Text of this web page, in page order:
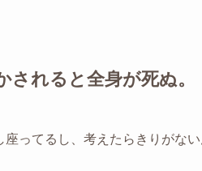
れると全身が死ぬ。
ってるし、考えたらきりがない